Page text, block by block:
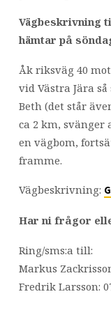
Vägbeskrivning
hämtar på
Åk riksväg 40
vid Västra Jära
Beth (det står
ca 2 km, svänger
en vägbom,
framme.
Vägbeskrivning:
Har ni frågor
Ring/sms:a till:
Markus
Fredrik Larsson: